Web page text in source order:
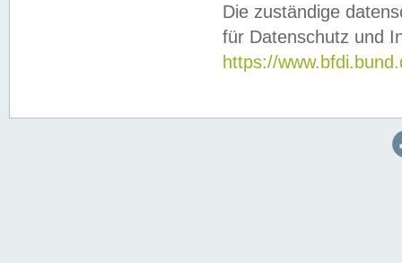
Die zuständige
für Datenschutz und
https://